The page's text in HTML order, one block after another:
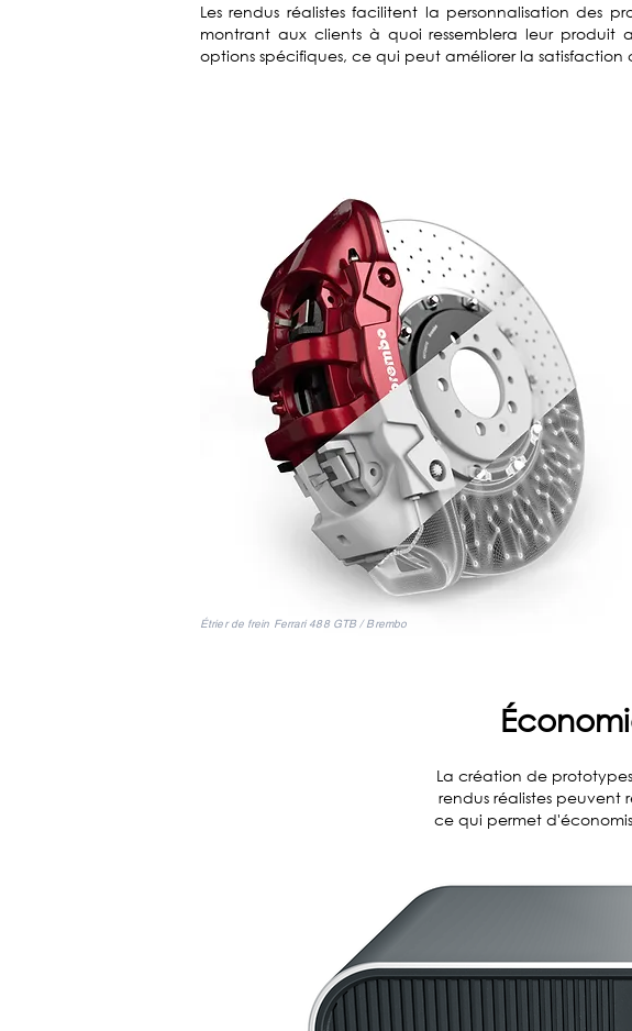
Les rendus réalistes facilitent la personnalisation des
montrant aux clients à quoi ressemblera leur produit
options spécifiques, ce qui peut améliorer la satisfaction
Étrier de frein Ferrari 488 GTB / Brembo
La création de
rendus réalistes peuvent
ce qui permet